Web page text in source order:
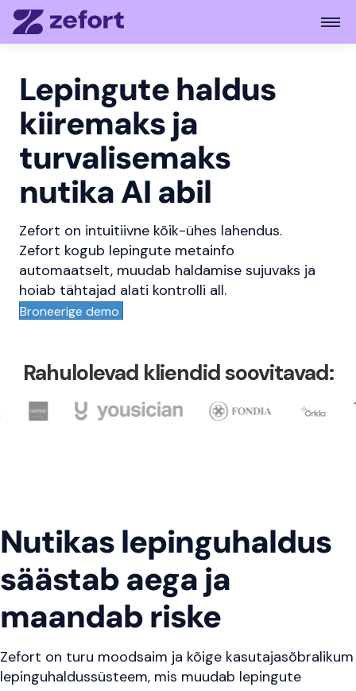
Open
Lepingute haldus
kiiremaks ja
turvalisemaks
nutika AI abil
Zefort on intuitiivne kõik-ühes lahendus.
Zefort kogub lepingute metainfo
automaatselt, muudab haldamise sujuvaks ja
hoiab tähtajad alati kontrolli all.
Broneerige demo
Rahulolevad kliendid soovitavad:
Nutikas lepinguhaldus
säästab aega ja
maandab riske
Zefort on turu moodsaim ja kõige kasutajasõbralikum
lepinguhaldussüsteem, mis muudab lepingute